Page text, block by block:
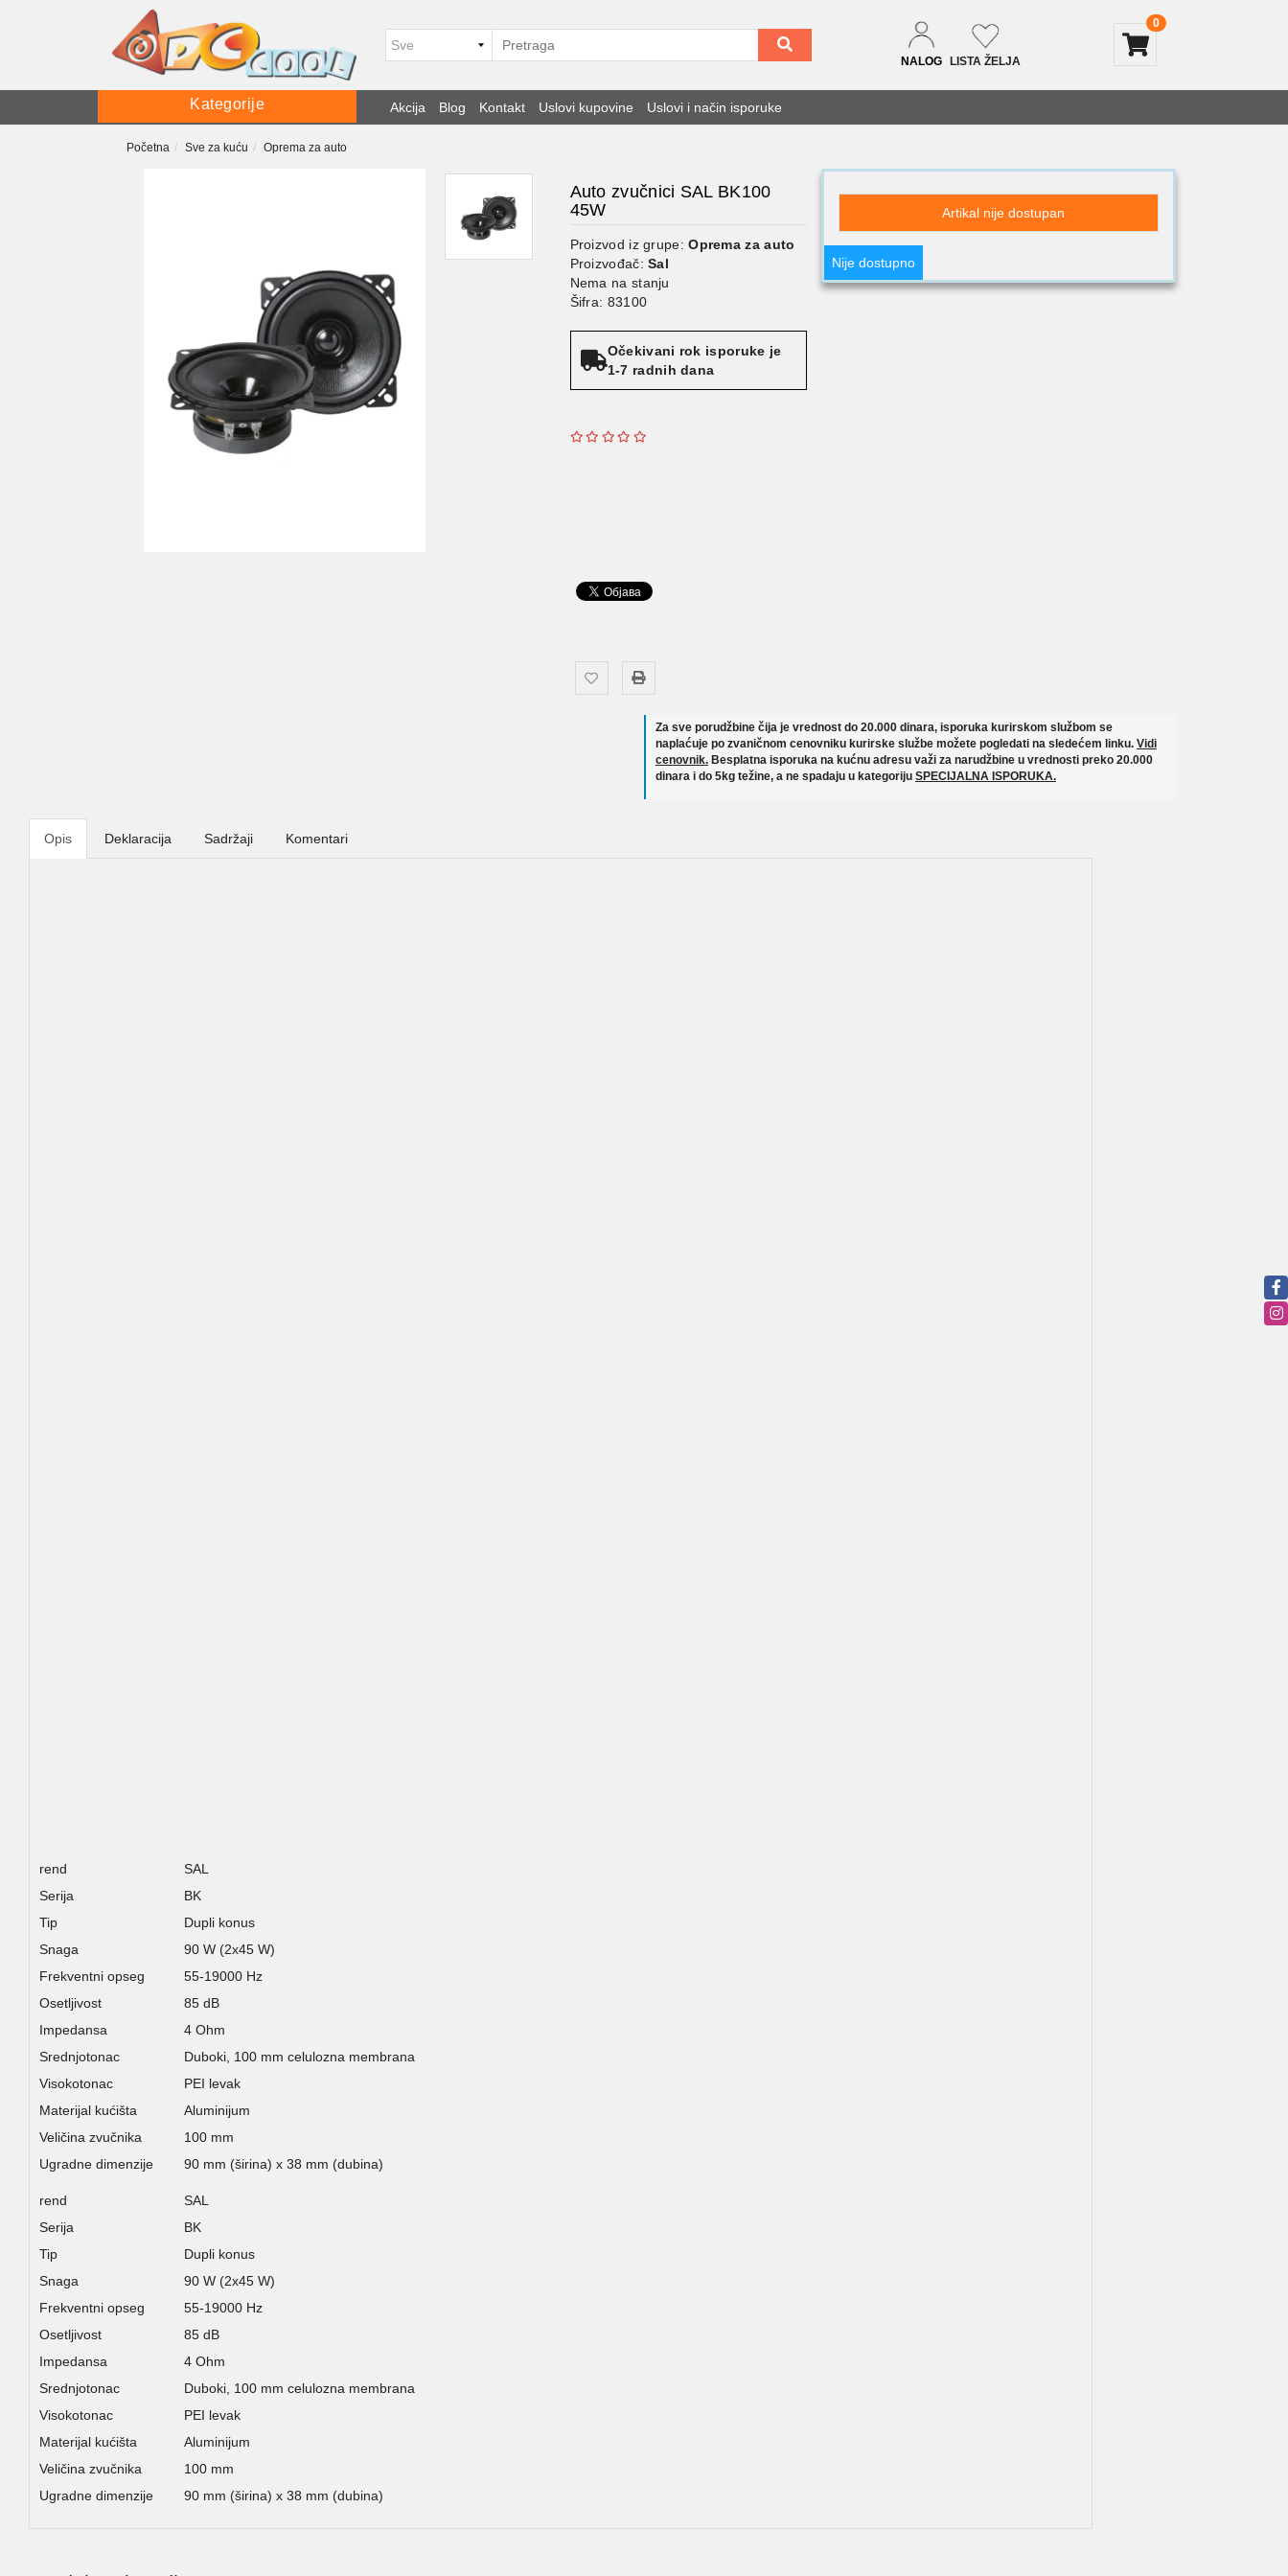
NALOG LISTA ŽELJA
0
Kategorije Akcija Blog Kontakt Uslovi kupovine Uslovi i način isporuke
Početna Sve za kuću Oprema za auto
Auto zvučnici SAL BK100
45W
Proizvod iz grupe:Oprema za auto
Proizvođač:Sal
Nema na stanju
Šifra: 83100
Očekivani rok isporuke je
1-7 radnih dana
Artikal nije dostupan
Nije dostupno
Za sve porudžbine čija je vrednost do 20.000 dinara, isporuka kurirskom službom se
naplaćuje po zvaničnom cenovniku kurirske službe možete pogledati na sledećem linku. Vidi
cenovnik. Besplatna isporuka na kućnu adresu važi za narudžbine u vrednosti preko 20.000
dinara i do 5kg težine, a ne spadaju u kategoriju SPECIJALNA ISPORUKA.
Opis Deklaracija Sadržaji Komentari
rend
SAL
Serija
BK
Tip
Dupli konus
Snaga
90 W (2x45 W)
Frekventni opseg
55-19000 Hz
Osetljivost
85 dB
Impedansa
4 Ohm
Srednjotonac
Duboki, 100 mm celulozna membrana
Visokotonac
PEI levak
Materijal kućišta
Aluminijum
Veličina zvučnika
100 mm
Ugradne dimenzije
90 mm (širina) x 38 mm (dubina)
rend
SAL
Serija
BK
Tip
Dupli konus
Snaga
90 W (2x45 W)
Frekventni opseg
55-19000 Hz
Osetljivost
85 dB
Impedansa
4 Ohm
Srednjotonac
Duboki, 100 mm celulozna membrana
Visokotonac
PEI levak
Materijal kućišta
Aluminijum
Veličina zvučnika
100 mm
Ugradne dimenzije
90 mm (širina) x 38 mm (dubina)